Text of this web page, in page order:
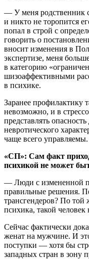
— У меня родственник
и никто не торопится
попал в строй с
говорить о
вносит изменения в
экспертизе, меня
в категорию
шизоаффективными
в психике.
Заранее профилактику
невозможно, и в
представлять
невротического
чаще всего управляемы.
«СП»: Сам факт
психикой не может
— Люди с измененной
правильные решения.
трансгендеров? По
психика, такой
Сейчас фактически
женат на мужчине. И
поступки — хотя бы
западных стран в зону